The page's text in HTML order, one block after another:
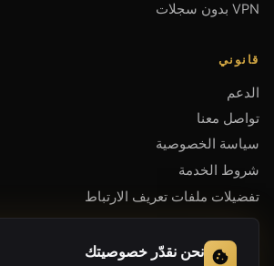
VPN بدون سجلات
قانوني
الدعم
تواصل معنا
سياسة الخصوصية
شروط الخدمة
تفضيلات ملفات تعريف الارتباط
احصل على التطبيق
نحن نقدّر خصوصيتك